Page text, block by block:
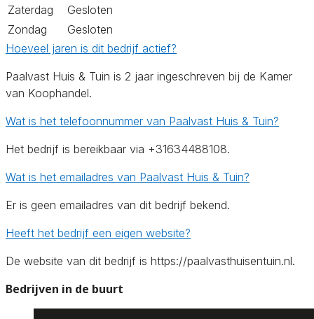
Zaterdag
Gesloten
Zondag
Gesloten
Hoeveel jaren is dit bedrijf actief?
Paalvast Huis & Tuin is 2 jaar ingeschreven bij de Kamer
van Koophandel.
Wat is het telefoonnummer van Paalvast Huis & Tuin?
Het bedrijf is bereikbaar via +31634488108.
Wat is het emailadres van Paalvast Huis & Tuin?
Er is geen emailadres van dit bedrijf bekend.
Heeft het bedrijf een eigen website?
De website van dit bedrijf is https://paalvasthuisentuin.nl.
Bedrijven in de buurt